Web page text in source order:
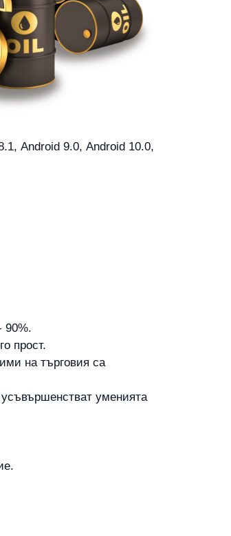
Android 9.0, Android 10.0,
90%.
прост.
на търговия са
уменията